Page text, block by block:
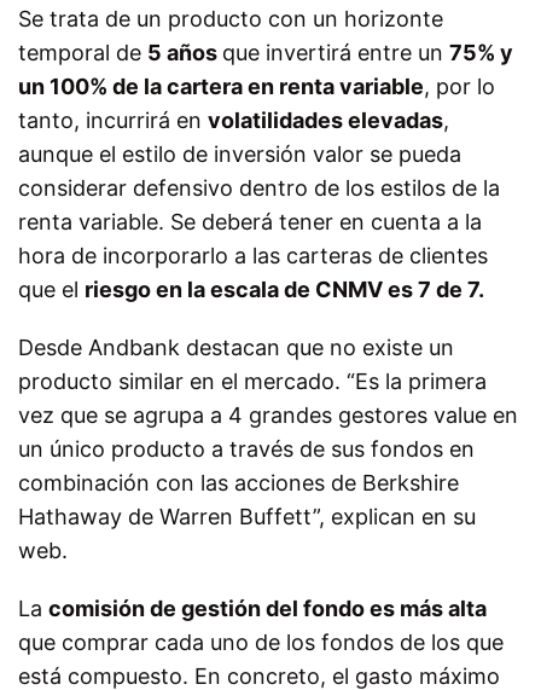
Se trata de un producto con un horizonte
temporal de 5 años que invertirá entre un 75% y
un 100% de la cartera en renta variable, por lo
tanto, incurrirá en volatilidades elevadas,
aunque el estilo de inversión valor se pueda
considerar defensivo dentro de los estilos de la
renta variable. Se deberá tener en cuenta a la
hora de incorporarlo a las carteras de clientes
que el riesgo en la escala de CNMV es 7 de 7.
Desde Andbank destacan que no existe un
producto similar en el mercado. “Es la primera
vez que se agrupa a 4 grandes gestores value en
un único producto a través de sus fondos en
combinación con las acciones de Berkshire
Hathaway de Warren Buffett”, explican en su
web.
La comisión de gestión del fondo es más alta
que comprar cada uno de los fondos de los que
está compuesto. En concreto, el gasto máximo